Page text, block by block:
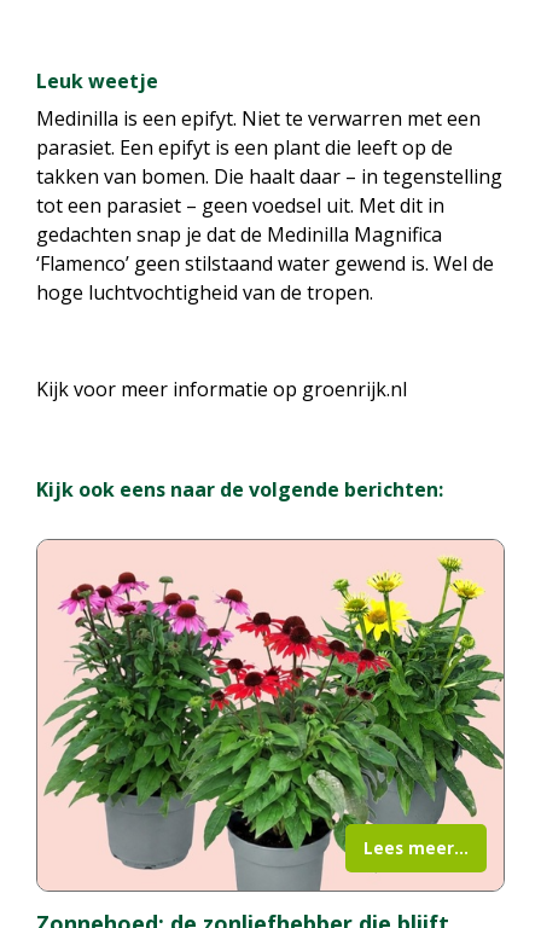
Leuk weetje
Medinilla is een epifyt. Niet te verwarren met een
parasiet. Een epifyt is een plant die leeft op de
takken van bomen. Die haalt daar – in tegenstelling
tot een parasiet – geen voedsel uit. Met dit in
gedachten snap je dat de Medinilla Magnifica
‘Flamenco’ geen stilstaand water gewend is. Wel de
hoge luchtvochtigheid van de tropen.
Kijk voor meer informatie op groenrijk.nl
Kijk ook eens naar de volgende berichten:
Lees meer...